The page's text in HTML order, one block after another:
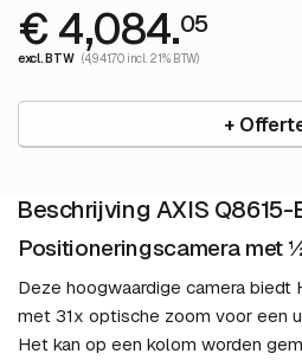
€ 4,084.05
excl. BTW (4,941.70 incl. 21% BTW)
+
Beschrijving AXIS Q8615-
Positioneringscamera met
Deze hoogwaardige camera biedt
met 31x optische zoom voor een
Het kan op een kolom worden